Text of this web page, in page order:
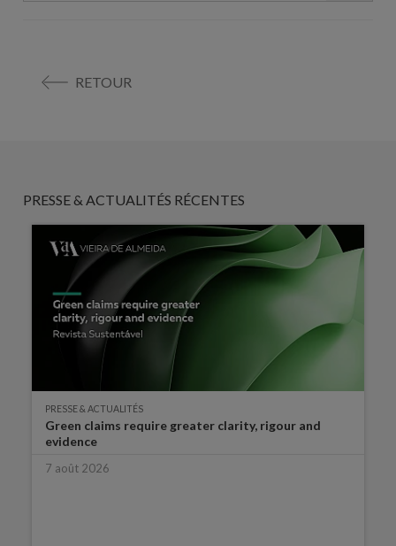
RETOUR
PRESSE & ACTUALITÉS RÉCENTES
PRESSE & ACTUALITÉS
Green claims require greater clarity, rigour and
evidence
7 août 2026